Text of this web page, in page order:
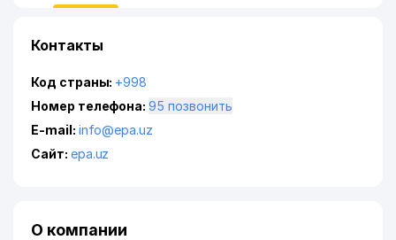
Контакты
Код страны: +998
Номер телефона:
95 позвонить
E-mail: info@epa.uz
Сайт: epa.uz
О компании